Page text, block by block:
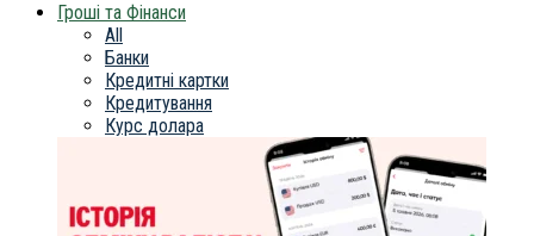
Гроші та Фінанси
All
Банки
Кредитні картки
Кредитування
Курс долара